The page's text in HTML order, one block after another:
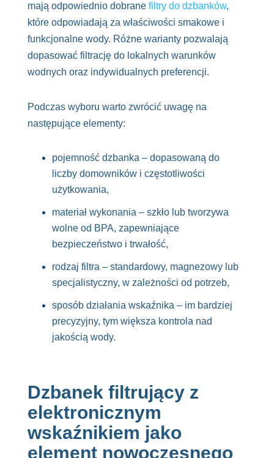
mają odpowiednio dobrane filtry do dzbanków,
które odpowiadają za właściwości smakowe i
funkcjonalne wody. Różne warianty pozwalają
dopasować filtrację do lokalnych warunków
wodnych oraz indywidualnych preferencji.
Podczas wyboru warto zwrócić uwagę na
następujące elementy:
pojemność dzbanka – dopasowaną do
liczby domowników i częstotliwości
użytkowania,
materiał wykonania – szkło lub tworzywa
wolne od BPA, zapewniające
bezpieczeństwo i trwałość,
rodzaj filtra – standardowy, magnezowy lub
specjalistyczny, w zależności od potrzeb,
sposób działania wskaźnika – im bardziej
precyzyjny, tym większa kontrola nad
jakością wody.
Dzbanek filtrujący z
elektronicznym
wskaźnikiem jako
element nowoczesnego